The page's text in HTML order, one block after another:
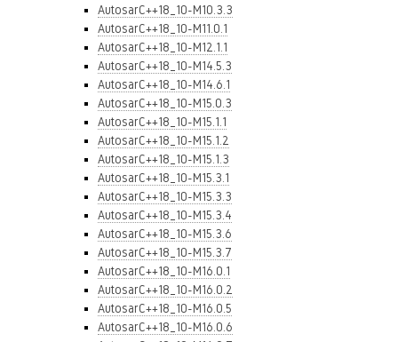
AutosarC++18_10-M10.3.3
AutosarC++18_10-M11.0.1
AutosarC++18_10-M12.1.1
AutosarC++18_10-M14.5.3
AutosarC++18_10-M14.6.1
AutosarC++18_10-M15.0.3
AutosarC++18_10-M15.1.1
AutosarC++18_10-M15.1.2
AutosarC++18_10-M15.1.3
AutosarC++18_10-M15.3.1
AutosarC++18_10-M15.3.3
AutosarC++18_10-M15.3.4
AutosarC++18_10-M15.3.6
AutosarC++18_10-M15.3.7
AutosarC++18_10-M16.0.1
AutosarC++18_10-M16.0.2
AutosarC++18_10-M16.0.5
AutosarC++18_10-M16.0.6